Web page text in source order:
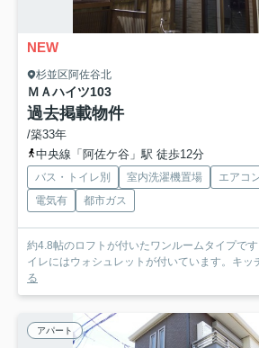
NEW
杉並区阿佐谷北
ＭＡハイツ103
過去掲載物件
/築33年
中央線「阿佐ケ谷」駅 徒歩12分
バス・トイレ別 室内洗濯機置場 エアコ
電気有
都市ガス
約4.8帖のロフトが付いたワンルームタイプで
イレにはウォシュレットが付いています。キッ
る
アパート